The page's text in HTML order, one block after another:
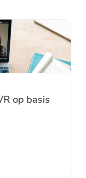
op basis van
op basis